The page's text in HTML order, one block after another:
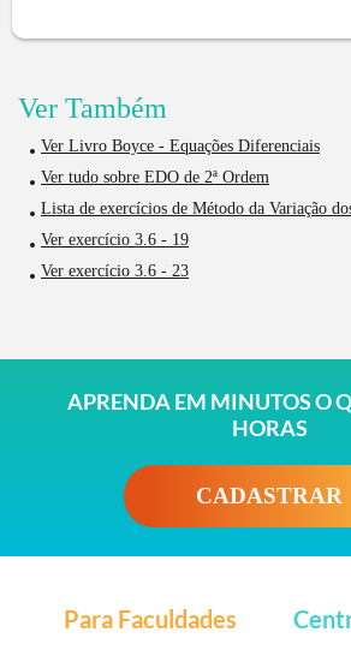
Ver Também
Ver Livro Boyce - Equações Diferenciais
Ver tudo sobre EDO de 2ª Ordem
Lista de exercícios de Método da Variação
Ver exercício 3.6 - 19
Ver exercício 3.6 - 23
APRENDA EM MINUTOS O
HORAS
CADASTRAR
Para Faculdades